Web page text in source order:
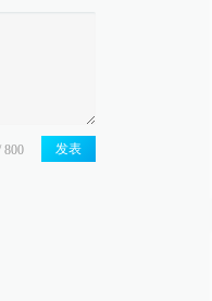
发表